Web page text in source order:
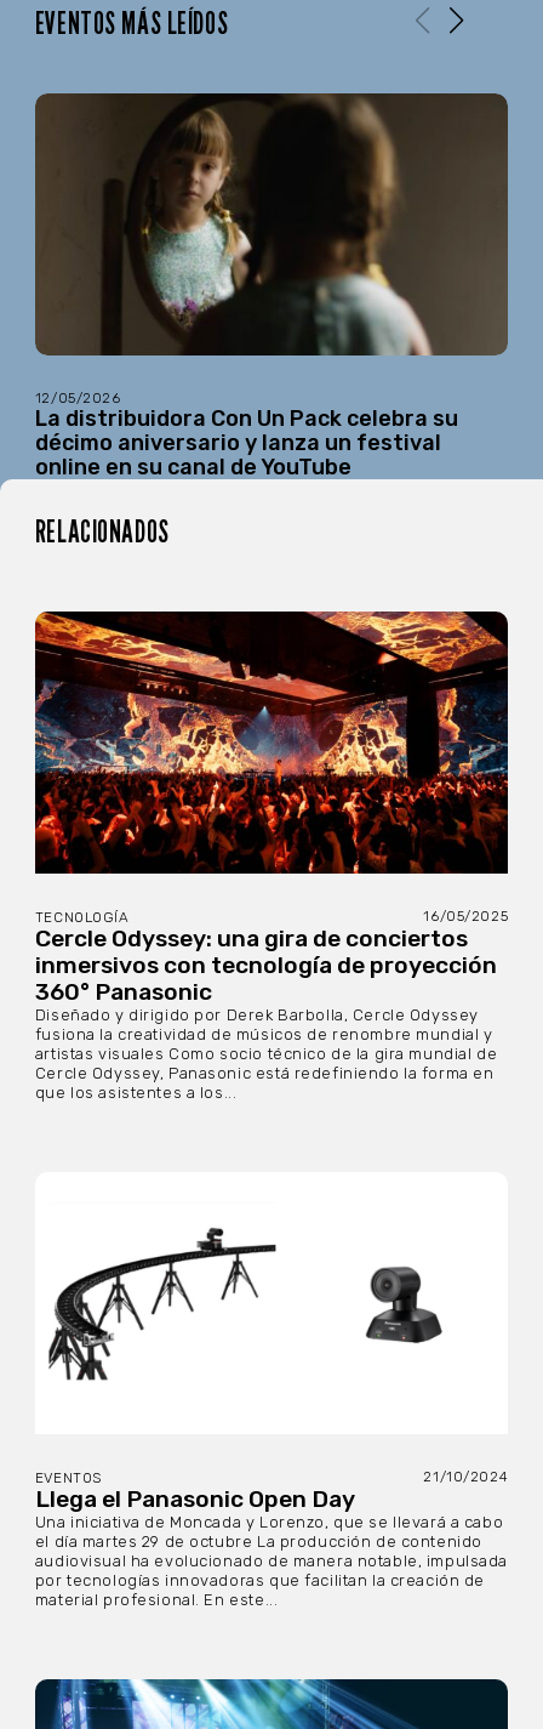
EVENTOS MÁS LEÍDOS
12/05/2026
La distribuidora Con Un Pack celebra su
décimo aniversario y lanza un festival
online en su canal de YouTube
RELACIONADOS
TECNOLOGÍA 16/05/2025
Cercle Odyssey: una gira de conciertos
inmersivos con tecnología de proyección
360° Panasonic
Diseñado y dirigido por Derek Barbolla, Cercle Odyssey
fusiona la creatividad de músicos de renombre mundial y
artistas visuales Como socio técnico de la gira mundial de
Cercle Odyssey, Panasonic está redefiniendo la forma en
que los asistentes a los...
EVENTOS 21/10/2024
Llega el Panasonic Open Day
Una iniciativa de Moncada y Lorenzo, que se llevará a cabo
el día martes 29 de octubre La producción de contenido
audiovisual ha evolucionado de manera notable, impulsada
por tecnologías innovadoras que facilitan la creación de
material profesional. En este...